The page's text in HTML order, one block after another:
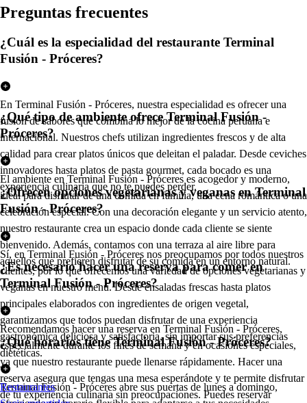
Preguntas frecuentes
¿Cuál es la especialidad del restaurante Terminal
Fusión - Próceres?
En Terminal Fusión - Próceres, nuestra especialidad es ofrecer una
fusión de sabores que combina lo mejor de la cocina peruana e
internacional. Nuestros chefs utilizan ingredientes frescos y de alta
calidad para crear platos únicos que deleitan el paladar. Desde ceviches
innovadores hasta platos de pasta gourmet, cada bocado es una
experiencia culinaria que no te puedes perder.
¿Qué tipo de ambiente ofrece Terminal Fusión -
Próceres?
El ambiente en Terminal Fusión - Próceres es acogedor y moderno,
ideal para disfrutar de una comida en familia, una cena romántica o una
celebración especial. Con una decoración elegante y un servicio atento,
nuestro restaurante crea un espacio donde cada cliente se siente
bienvenido. Además, contamos con una terraza al aire libre para
aquellos que prefieren disfrutar de su comida en un entorno natural.
¿Ofrecen opciones vegetarianas y veganas en Terminal
Fusión - Próceres?
Sí, en Terminal Fusión - Próceres nos preocupamos por todos nuestros
clientes, por lo que ofrecemos una variedad de opciones vegetarianas y
veganas en nuestro menú. Desde ensaladas frescas hasta platos
principales elaborados con ingredientes de origen vegetal,
garantizamos que todos puedan disfrutar de una experiencia
gastronómica deliciosa y satisfactoria, sin importar sus preferencias
dietéticas.
¿Es necesario hacer una reserva para comer en
Terminal Fusión - Próceres?
Recomendamos hacer una reserva en Terminal Fusión - Próceres,
especialmente durante los fines de semana y en ocasiones especiales,
ya que nuestro restaurante puede llenarse rápidamente. Hacer una
reserva asegura que tengas una mesa esperándote y te permite disfrutar
de tu experiencia culinaria sin preocupaciones. Puedes reservar
¿Qué horarios tiene Terminal Fusión - Próceres?
Terminal Fusión - Próceres abre sus puertas de lunes a domingo,
Restaurantes